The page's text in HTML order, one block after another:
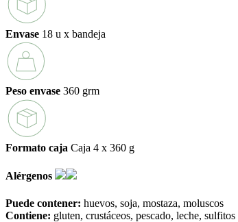
Envase 18 u x bandeja
Peso envase 360 grm
Formato caja Caja 4 x 360 g
Alérgenos
Puede contener: huevos soja mostaza moluscos
Contiene: gluten crustáceos pescado leche sulfitos